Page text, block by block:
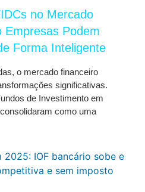
no Mercado
Empresas Podem
Forma Inteligente
o mercado financeiro
significativas.
de Investimento em
como uma